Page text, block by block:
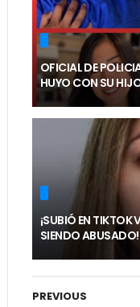
OFICIAL DE
HUYO CON SU
¡SUBIÓ EN TIKTOK
SIENDO
PREVIOUS